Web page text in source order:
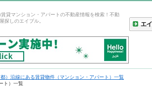
貸マンション・アパートの不動産情報を検索！不動
探しのエイブル。
）沿線にある賃貸物件（マンション・アパート）一覧
ト）一覧